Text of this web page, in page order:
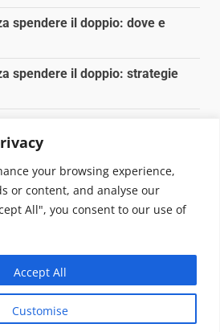
your browsing experience,
or content, and analyse our
All", you consent to our use of
Customise
Accept All
spendere il doppio: dove e
spendere il doppio: strategie
3 ingredienti che
chimici
proprietà di Jws Media
testata giornalistica, in quanto
alcuna periodicità. Non può
un prodotto editoriale ai sensi
07.03.2001|DarkNewsvon AF